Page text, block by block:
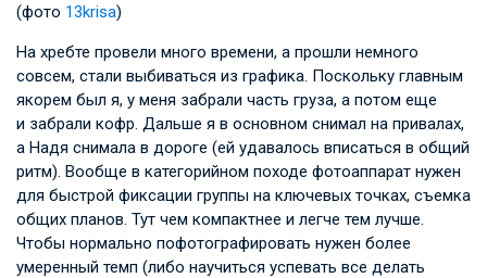
(фото 13krisa)
На хребте провели много времени, а прошли немного
совсем, стали выбиваться из графика. Поскольку главным
якорем был я, у меня забрали часть груза, а потом еще
и забрали кофр. Дальше я в основном снимал на привалах,
а Надя снимала в дороге (ей удавалось вписаться в общий
ритм). Вообще в категорийном походе фотоаппарат нужен
для быстрой фиксации группы на ключевых точках, съемка
общих планов. Тут чем компактнее и легче тем лучше.
Чтобы нормально пофотографировать нужен более
умеренный темп (либо научиться успевать все делать